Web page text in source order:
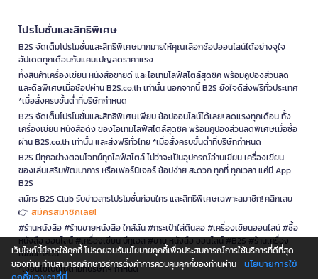
โปรโมชั่นและสิทธิพิเศษ
B2S จัดเต็มโปรโมชั่นและสิทธิพิเศษมากมายให้คุณเลือกช้อปออนไลน์ได้อย่างจุใจ
อัปเดตทุกเดือนกับแคมเปญลดราคาแรง
ทั้งสินค้าเครื่องเขียน หนังสือขายดี และไอเทมไลฟ์สไตล์สุดชิค พร้อมคูปองส่วนลด
และดีลพิเศษเมื่อช้อปผ่าน B2S.co.th เท่านั้น นอกจากนี้ B2S ยังใจดีส่งฟรีทั่วประเทศ
*เมื่อสั่งครบขั้นต่ำที่บริษัทกำหนด
B2S จัดเต็มโปรโมชั่นและสิทธิพิเศษเพียบ ช้อปออนไลน์ได้เลย! ลดแรงทุกเดือน ทั้ง
เครื่องเขียน หนังสือดัง ของไอเทมไลฟ์สไตล์สุดชิค พร้อมคูปองส่วนลดพิเศษเมื่อซื้อ
ผ่าน B2S.co.th เท่านั้น และส่งฟรีทั่วไทย *เมื่อสั่งครบขั้นต่ำที่บริษัทกำหนด
B2S มีทุกอย่างตอบโจทย์ทุกไลฟ์สไตล์ ไม่ว่าจะเป็นอุปกรณ์อ่านเขียน เครื่องเขียน
ของเล่นเสริมพัฒนาการ หรือเฟอร์นิเจอร์ ช้อปง่าย สะดวก ทุกที่ ทุกเวลา แค่มี App
B2S
สมัคร B2S Club รับข่าวสารโปรโมชั่นก่อนใคร และสิทธิพิเศษเฉพาะสมาชิก! คลิกเลย
👉 สมัครสมาชิกเลย!
#ร้านหนังสือ #ร้านขายหนังสือ ใกล้ฉัน #กระเป๋าใส่ดินสอ #เครื่องเขียนออนไลน์ #ซื้อ
หนังสือ ออนไลน์ #เครื่องเขียน บีทูเอส #ขาย หนังสือ ออนไลน์ #B2S #ร้านเครื่อง
เขียนใกล้ฉัน
*เงื่อนไขเป็นไปตามที่บริษัทฯ กำหนด
เว็บไซต์นี้มีการใช้คุกกี้ โปรดยอมรับนโยบายคุกกี้เพื่อประสบการณ์การใช้บริการที่ดีที่สุด
ของท่าน ท่านสามารถศึกษาวิธีการตั้งค่าการควบคุมคุกกี้ของท่านผ่าน
นโยบายการใช้